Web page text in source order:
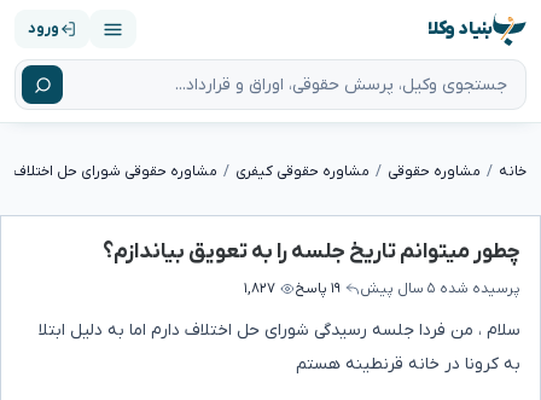
بنیاد وکلا ورود
خانه مشاوره حقوقی مشاوره حقوقی کیفری مشاوره حقوقی شورای حل اختلاف
چطور میتوانم تاریخ جلسه را به تعویق بیاندازم؟
پرسیده شده ۵ سال پیش ۱۹ پاسخ ۱,۸۲۷
سلام ، من فردا جلسه رسیدگی شورای حل اختلاف دارم اما به دلیل ابتلا
به کرونا در خانه قرنطینه هستم